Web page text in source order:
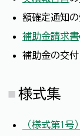
額確定通知
補助金請求書
補助金の交付
様式集
（様式第1